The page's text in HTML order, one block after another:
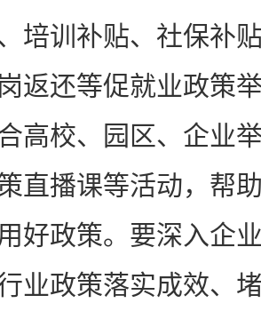
培训补贴、社保补
返还等促就业政策
高校、园区、企业
直播课等活动，帮
好政策。要深入企
业政策落实成效、